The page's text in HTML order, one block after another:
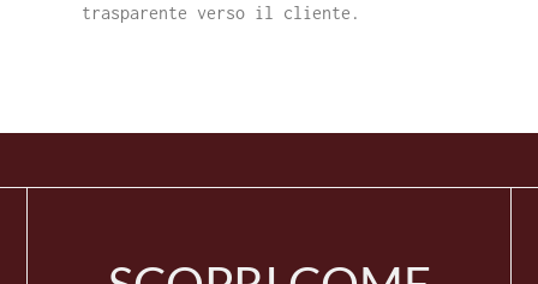
trasparente verso il cliente.